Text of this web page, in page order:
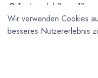
Tambor del Bruc, 13
08970 Sant Joan
Spanien
Wir verwenden Cookies
besseres Nutzererlebnis